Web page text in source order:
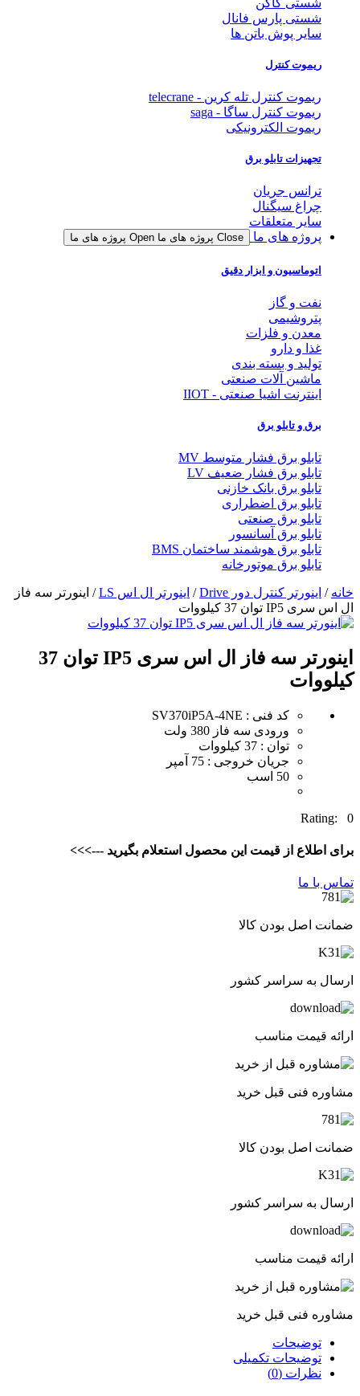
شستی پارس فانال
سایر پوش باتن ها
ریموت کنترل
ریموت کنترل تله کرین - telecrane
ریموت کنترل ساگا - saga
ریموت الکترونیکی
تجهیزات تابلو برق
ترانس جریان
چراغ سیگنال
سایر متعلقات
پروژه های ما
Close پروژه های ما Open پروژه های ما
اتوماسیون و ابزار دقیق
نفت و گاز
پتروشیمی
معدن و فلزات
غذا و دارو
تولید و بسته بندی
ماشین آلات صنعتی
اینترنت اشیا صنعتی - IIOT
برق و تابلو برق
تابلو برق فشار متوسط MV
تابلو برق فشار ضعیف LV
تابلو برق بانک خازنی
تابلو برق اضطراری
تابلو برق صنعتی
تابلو برق آسانسور
تابلو برق هوشمند ساختمان BMS
تابلو برق موتورخانه
خانه / اینورتر کنترل دور Drive / اینورتر ال اس LS
/ اینورتر سه فاز
ال اس سری IP5 توان 37 کیلووات
اینورتر سه فاز ال اس سری IP5 توان 37
کیلووات
کد فنی : SV370iP5A-4NE
ورودی سه فاز 380 ولت
توان : 37 کیلووات
جریان خروجی : 75 آمپر
50 اسب
Rating: 0
برای اطلاع از قیمت این محصول استعلام بگیرید --->>>
تماس با ما
ضمانت اصل بودن کالا
ارسال به سراسر کشور
ارائه قیمت مناسب
مشاوره فنی قبل خرید
ضمانت اصل بودن کالا
ارسال به سراسر کشور
ارائه قیمت مناسب
مشاوره فنی قبل خرید
توضیحات
توضیحات تکمیلی
نظرات (0)